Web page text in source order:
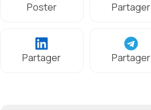
Poster Partager
Partager Partager